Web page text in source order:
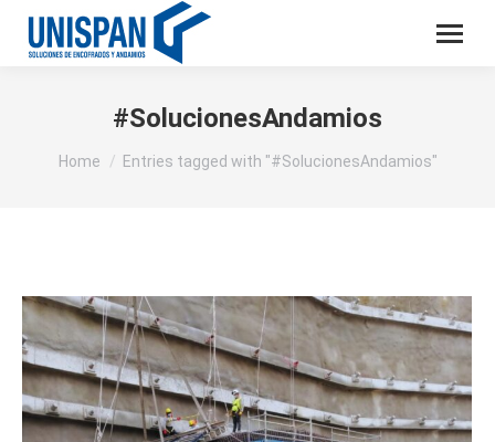
#SolucionesAndamios
You are here:
Home Entries tagged with "#SolucionesAndamios"